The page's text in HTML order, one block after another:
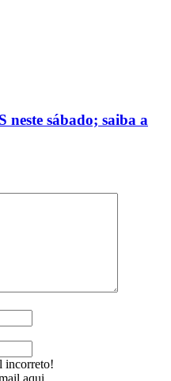
neste sábado; saiba a
incorreto!